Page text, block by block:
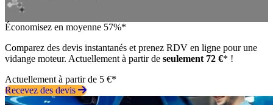
Économisez en moyenne 57%*
Comparez des devis instantanés et prenez RDV en ligne pour une
vidange moteur. Actuellement à partir de seulement 72 €* !
Actuellement à partir de 5 €*
Recevez des devis